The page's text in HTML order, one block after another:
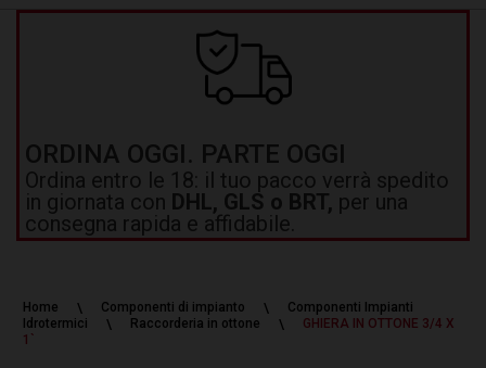
ORDINA OGGI. PARTE OGGI
Ordina entro le 18: il tuo pacco verrà spedito
in giornata con DHL, GLS o BRT, per una
consegna rapida e affidabile.
Home Componenti di impianto
Componenti Impianti
Idrotermici
Raccorderia in ottone
GHIERA IN OTTONE 3/4 X
1`